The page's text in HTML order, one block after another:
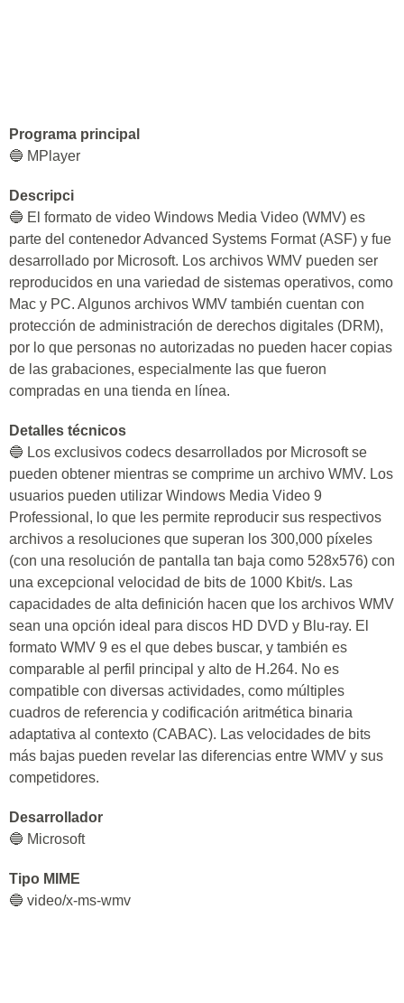
Programa principal
🔵 MPlayer
Descripci
🔵 El formato de video Windows Media Video (WMV) es
parte del contenedor Advanced Systems Format (ASF) y fue
desarrollado por Microsoft. Los archivos WMV pueden ser
reproducidos en una variedad de sistemas operativos, como
Mac y PC. Algunos archivos WMV también cuentan con
protección de administración de derechos digitales (DRM),
por lo que personas no autorizadas no pueden hacer copias
de las grabaciones, especialmente las que fueron
compradas en una tienda en línea.
Detalles técnicos
🔵 Los exclusivos codecs desarrollados por Microsoft se
pueden obtener mientras se comprime un archivo WMV. Los
usuarios pueden utilizar Windows Media Video 9
Professional, lo que les permite reproducir sus respectivos
archivos a resoluciones que superan los 300,000 píxeles
(con una resolución de pantalla tan baja como 528x576) con
una excepcional velocidad de bits de 1000 Kbit/s. Las
capacidades de alta definición hacen que los archivos WMV
sean una opción ideal para discos HD DVD y Blu-ray. El
formato WMV 9 es el que debes buscar, y también es
comparable al perfil principal y alto de H.264. No es
compatible con diversas actividades, como múltiples
cuadros de referencia y codificación aritmética binaria
adaptativa al contexto (CABAC). Las velocidades de bits
más bajas pueden revelar las diferencias entre WMV y sus
competidores.
Desarrollador
🔵 Microsoft
Tipo MIME
🔵 video/x-ms-wmv